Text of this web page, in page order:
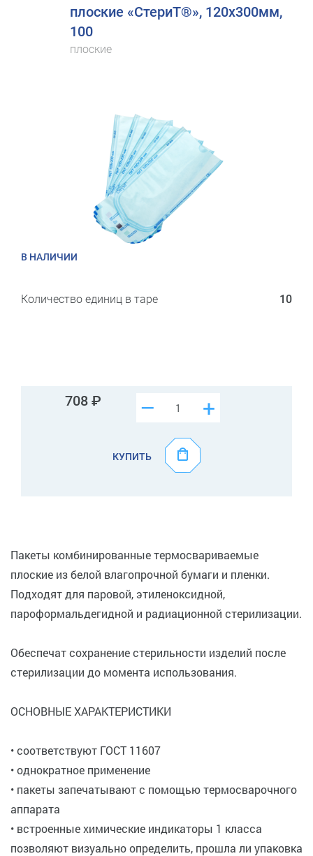
плоские «СтериТ®», 120х300мм,
100
плоские
В НАЛИЧИИ
Количество единиц в таре 10
708 +
–
КУПИТЬ
Пакеты комбинированные термосвариваемые
плоские из белой влагопрочной бумаги и пленки.
Подходят для паровой, этиленоксидной,
пароформальдегидной и радиационной стерилизации.
Обеспечат сохранение стерильности изделий после
стерилизации до момента использования.
ОСНОВНЫЕ ХАРАКТЕРИСТИКИ
• соответствуют ГОСТ 11607
• однократное применение
• пакеты запечатывают с помощью термосварочного
аппарата
• встроенные химические индикаторы 1 класса
позволяют визуально определить, прошла ли упаковка